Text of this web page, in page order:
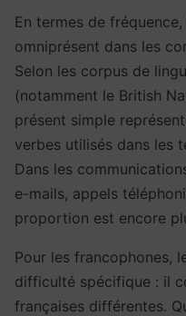
En termes de
omniprésent dans les
Selon les corpus de
(notamment le British
présent simple
verbes utilisés dans les
Dans les
e-mails, appels
proportion est encore
Pour les francophones,
difficulté spécifique : il
françaises différentes.